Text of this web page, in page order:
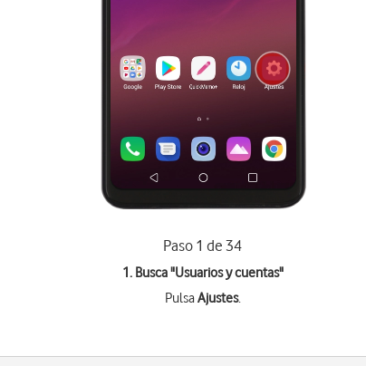
Paso 1 de 34
1. Busca "Usuarios y cuentas"
PulsaAjustes.